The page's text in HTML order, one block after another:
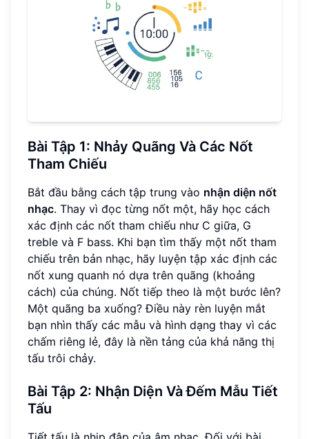
Bài Tập 1: Nhảy Quãng Và Các Nốt
Tham Chiếu
Bắt đầu bằng cách tập trung vào nhận diện nốt
nhạc. Thay vì đọc từng nốt một, hãy học cách
xác định các nốt tham chiếu như C giữa, G
treble và F bass. Khi bạn tìm thấy một nốt tham
chiếu trên bản nhạc, hãy luyện tập xác định các
nốt xung quanh nó dựa trên quãng (khoảng
cách) của chúng. Nốt tiếp theo là một bước lên?
Một quãng ba xuống? Điều này rèn luyện mắt
bạn nhìn thấy các mẫu và hình dạng thay vì các
chấm riêng lẻ, đây là nền tảng của khả năng thị
tấu trôi chảy.
Bài Tập 2: Nhận Diện Và Đếm Mẫu Tiết
Tấu